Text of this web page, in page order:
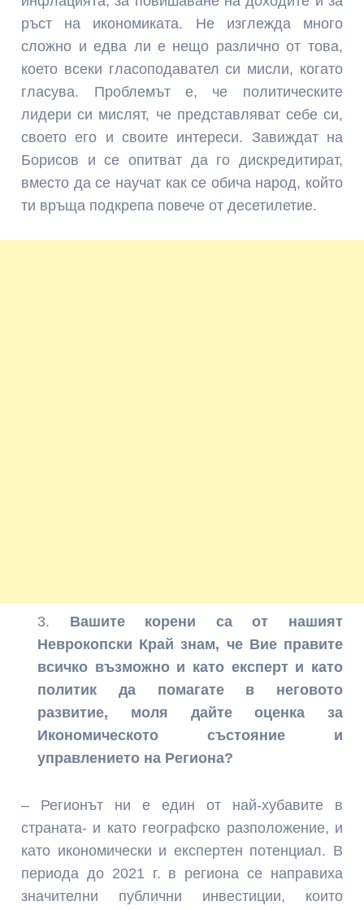
ръст на икономиката. Не изглежда много
сложно и едва ли е нещо различно от това,
което всеки гласоподавател си мисли, когато
гласува. Проблемът е, че политическите
лидери си мислят, че представляват себе си,
своето его и своите интереси. Завиждат на
Борисов и се опитват да го дискредитират,
вместо да се научат как се обича народ, който
ти връща подкрепа повече от десетилетие.
Вашите корени са от нашият
Неврокопски Край знам, че Вие правите
всичко възможно и като експерт и като
политик да помагате в неговото
развитие, моля дайте оценка за
Икономическото състояние и
управлението на Региона?
– Регионът ни е един от най-хубавите в
страната- и като географско разположение, и
като икономически и експертен потенциал. В
периода до 2021 г. в региона се направиха
значителни публични инвестиции, които